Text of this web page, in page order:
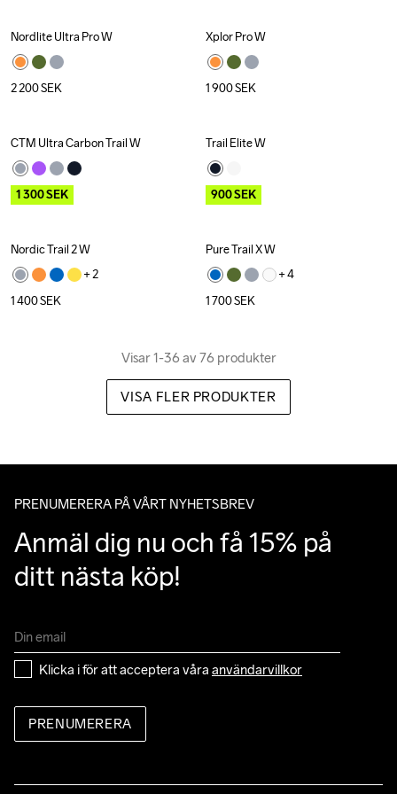
Nordlite Ultra Pro W
2 200SEK
Xplor Pro W
1 900SEK
Outlet
CTM Ultra Carbon Trail W
1 300SEK
Outlet
Trail Elite W
900SEK
Nordic Trail 2 W
+ 2
1 400SEK
Pure Trail X W
+ 4
1 700SEK
Visar 1-36 av 76 produkter
VISA FLER PRODUKTER
PRENUMERERA PÅ VÅRT NYHETSBREV
Anmäl dig nu och få 15% på
ditt nästa köp!
Klicka i för att acceptera våra användarvillkor
PRENUMERERA